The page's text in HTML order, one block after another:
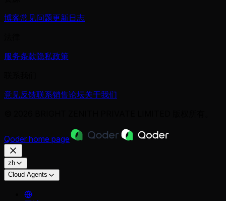
博客常见问题更新日志
服务条款隐私政策
意见反馈联系销售论坛关于我们
Qoder home page
zh
Cloud Agents